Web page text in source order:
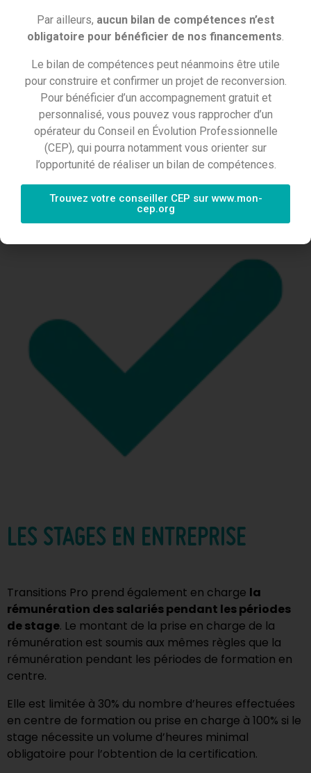
LES FORMATIONS À DISTANCE
(FOAD)
Formation à distance synchrone
Formation à distance asynchrone
LES STAGES EN ENTREPRISE
Transitions Pro prend également en charge la
rémunération des salariés pendant les périodes
de stage. Le montant de la prise en charge de la
rémunération est soumis aux mêmes règles que la
rémunération pendant les périodes de formation en
centre.
Elle est limitée à 30% du nombre d’heures effectuées
en centre de formation ou prise en charge à 100% si le
stage nécessite un volume d’heures minimal
obligatoire pour l’obtention de la certification.
Par ailleurs, aucun bilan de compétences n’est
obligatoire pour bénéficier de nos financements
Le bilan de compétences peut néanmoins être utile
pour construire et confirmer un projet de reconversion.
Pour bénéficier d’un accompagnement gratuit et
personnalisé, vous pouvez vous rapprocher d’un
opérateur du Conseil en Évolution Professionnelle
(CEP), qui pourra notamment vous orienter sur
l’opportunité de réaliser un bilan de compétences.
Trouvez votre conseiller CEP sur www.mon-
cep.org